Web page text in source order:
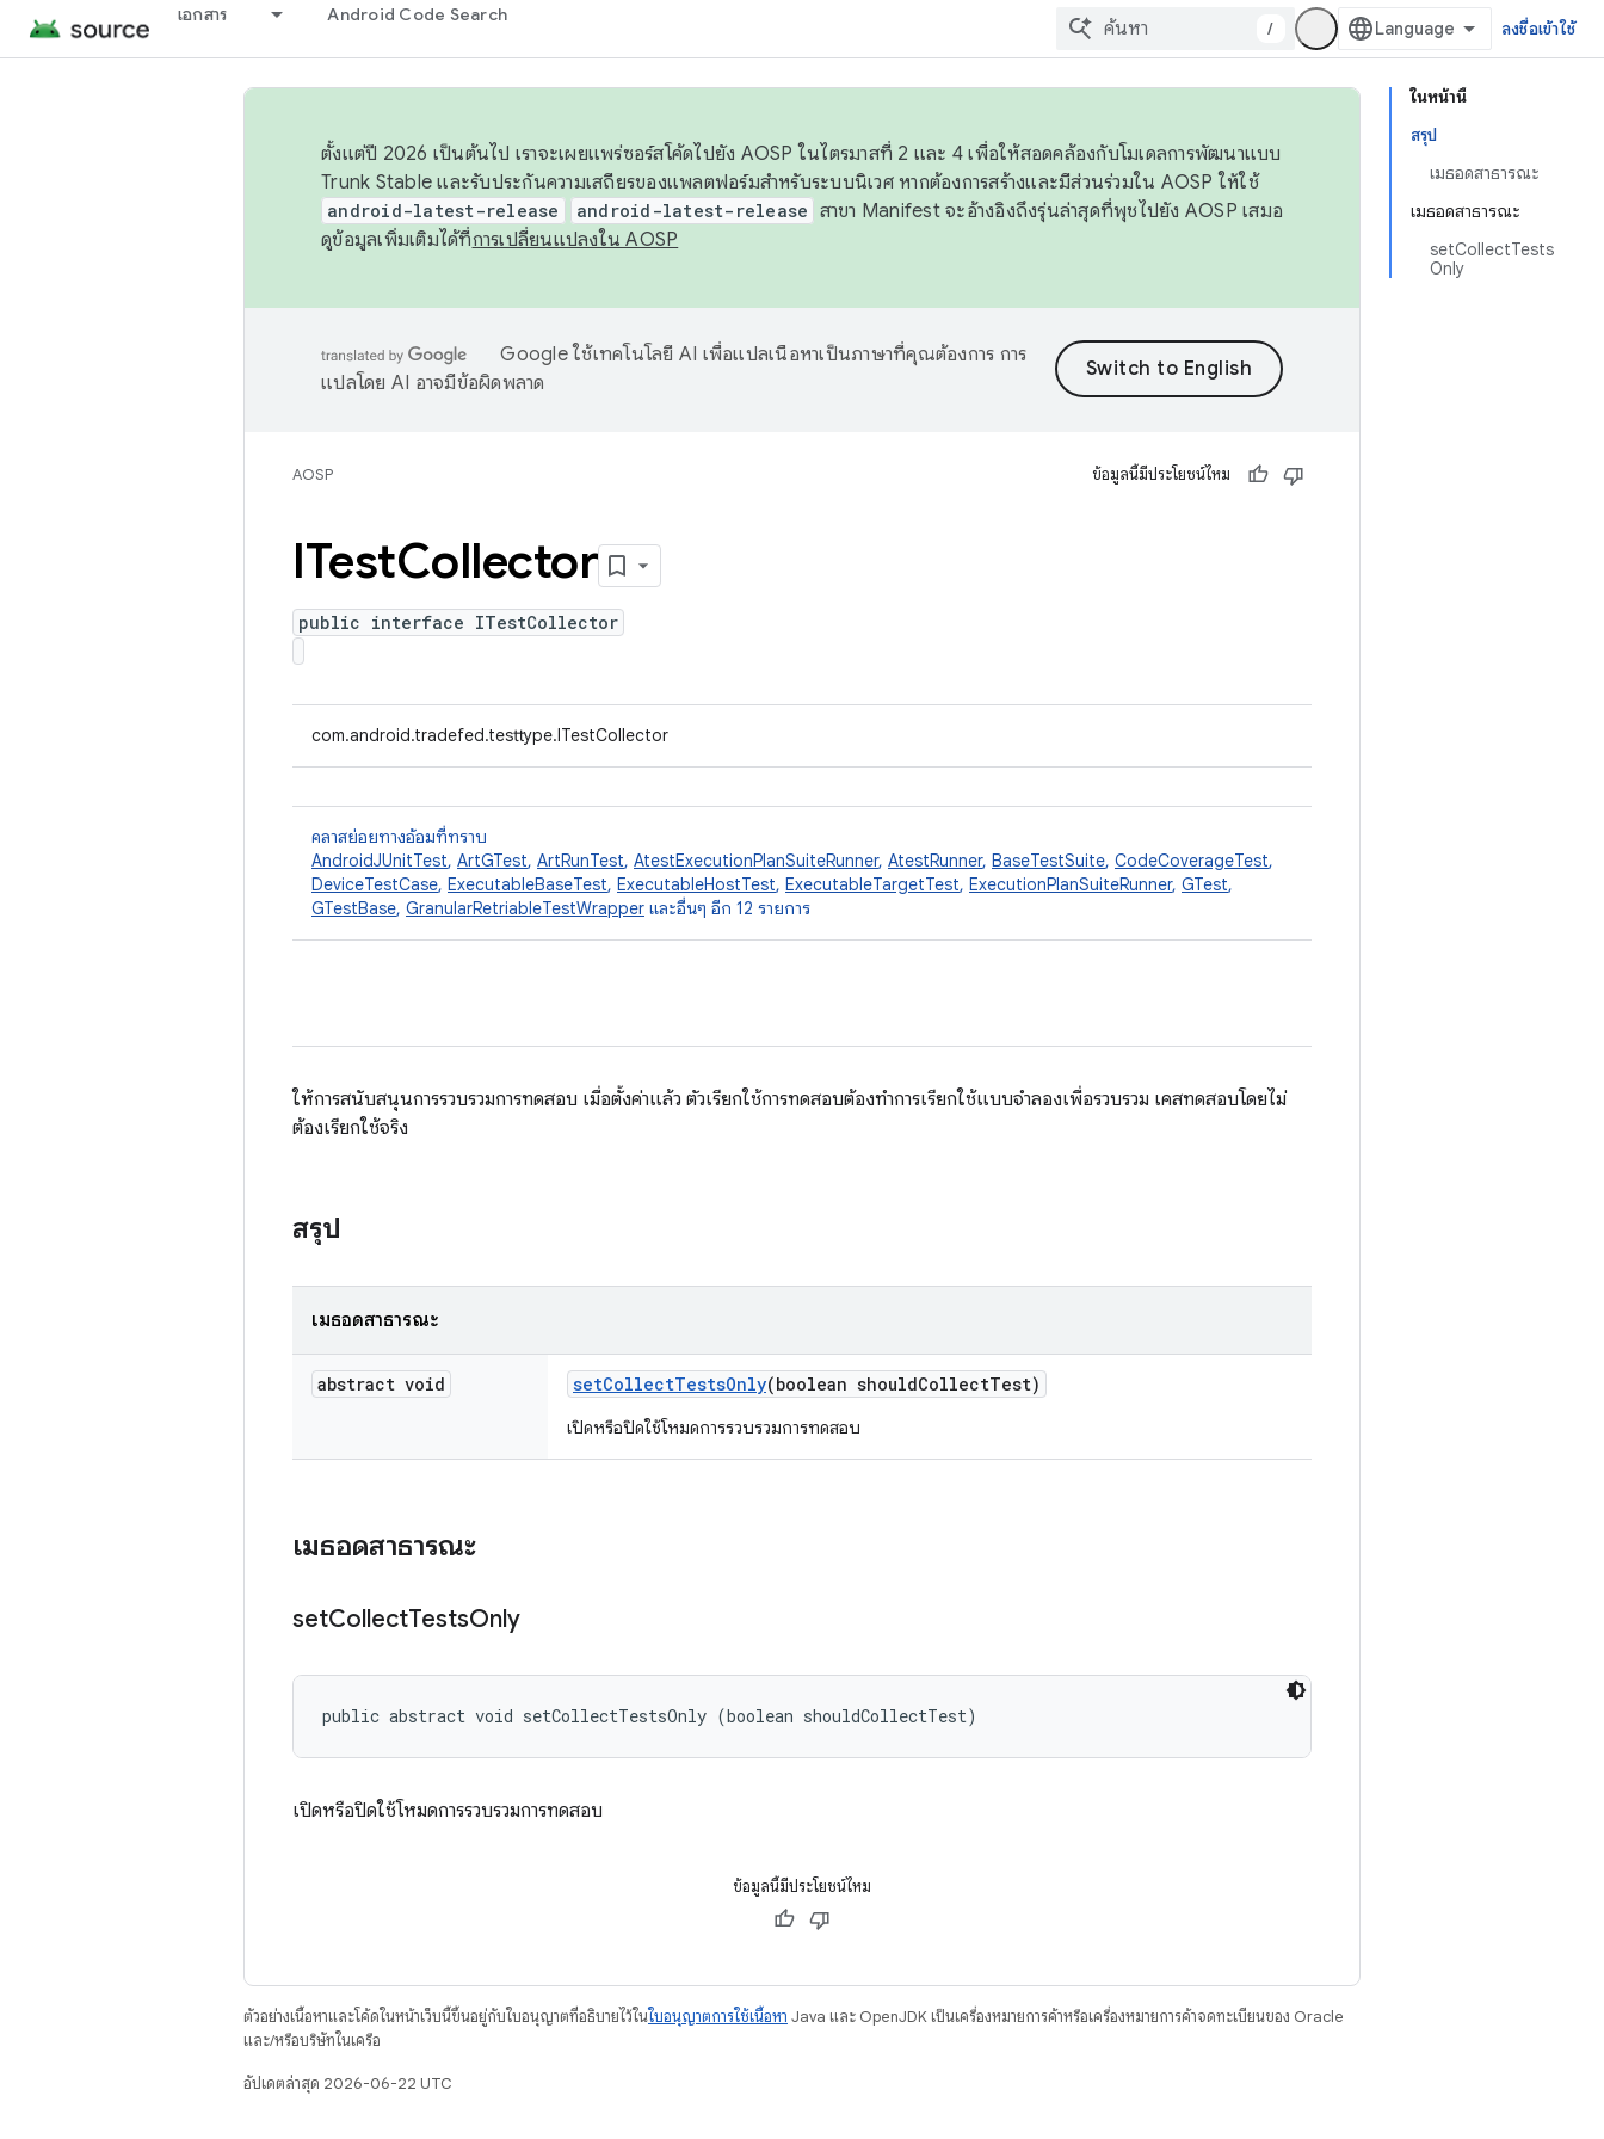
เอกสาร Android Code Search
/ ลงชื่อเข้าใช้
ในหน้านี้
สรุป
เมธอดสาธารณะ
เมธอดสาธารณะ
setCollectTests
Only
ตั้งแต่ปี 2026 เป็นต้นไป เราจะเผยแพร่ซอร์สโค้ดไปยัง AOSP ในไตรมาสที่ 2 และ 4 เพื่อให้สอดคล้องกับโมเดลการพัฒนาแบบ
Trunk Stable และรับประกันความเสถียรของแพลตฟอร์มสำหรับระบบนิเวศ หากต้องการสร้างและมีส่วนร่วมใน AOSP ให้ใช้
android-latest-release android-latest-release สาขา Manifest จะอ้างอิงถึงรุ่นล่าสุดที่พุชไปยัง AOSP เสมอ
ดูข้อมูลเพิ่มเติมได้ที่การเปลี่ยนแปลงใน AOSP
Google ใช้เทคโนโลยี AI เพื่อแปลเนื้อหาเป็นภาษาที่คุณต้องการ การ
แปลโดย AI อาจมีข้อผิดพลาด
AOSP ข้อมูลนี้มีประโยชน์ไหม
ITestCollector
public interface ITestCollector
com.android.tradefed.testtype.ITestCollector
คลาสย่อยทางอ้อมที่ทราบ
AndroidJUnitTest, ArtGTest, ArtRunTest, AtestExecutionPlanSuiteRunner, AtestRunner, BaseTestSuite, CodeCoverageTest,
DeviceTestCase, ExecutableBaseTest, ExecutableHostTest, ExecutableTargetTest, ExecutionPlanSuiteRunner, GTest,
GTestBase, GranularRetriableTestWrapper และอื่นๆ อีก 12 รายการ
ให้การสนับสนุนการรวบรวมการทดสอบ เมื่อตั้งค่าแล้ว ตัวเรียกใช้การทดสอบต้องทำการเรียกใช้แบบจำลองเพื่อรวบรวม เคสทดสอบโดยไม่
ต้องเรียกใช้จริง
สรุป
เมธอดสาธารณะ
abstract void setCollectTestsOnly(boolean shouldCollectTest)
เปิดหรือปิดใช้โหมดการรวบรวมการทดสอบ
เมธอดสาธารณะ
setCollectTestsOnly
public abstract void setCollectTestsOnly (boolean shouldCollectTest)
เปิดหรือปิดใช้โหมดการรวบรวมการทดสอบ
ข้อมูลนี้มีประโยชน์ไหม
ตัวอย่างเนื้อหาและโค้ดในหน้าเว็บนี้ขึ้นอยู่กับใบอนุญาตที่อธิบายไว้ในใบอนุญาตการใช้เนื้อหา Java และ OpenJDK เป็นเครื่องหมายการค้าหรือเครื่องหมายการค้าจดทะเบียนของ Oracle
และ/หรือบริษัทในเครือ
อัปเดตล่าสุด 2026-06-22 UTC